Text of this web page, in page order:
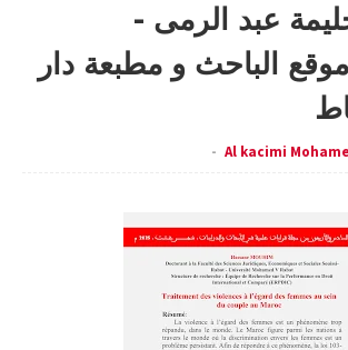
عبد الرمى -
الباحث و مطبعة دار